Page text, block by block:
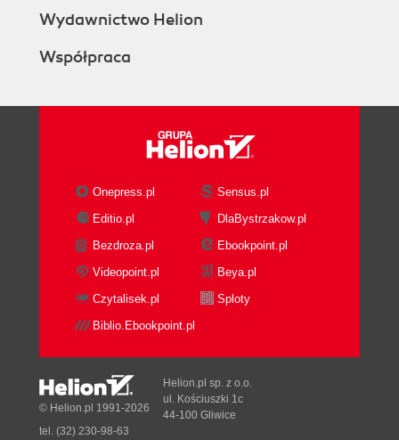
Wydawnictwo Helion
Współpraca
Onepress.pl
Sensus.pl
Editio.pl
DlaBystrzakow.pl
Bezdroza.pl
Ebookpoint.pl
Videopoint.pl
Beya.pl
Czytalisek.pl
Sploty
Biblio.Ebookpoint.pl
© Helion.pl 1991-2026
Helion.pl sp. z o.o.
ul. Kościuszki 1c
44-100 Gliwice
tel. (32) 230-98-63